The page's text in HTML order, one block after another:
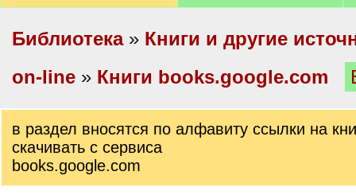
Библиотека» Книги и другие
on-line » Книги books.google.com
в раздел вносятся по алфавиту ссылки на
скачивать с сервиса
books.google.com